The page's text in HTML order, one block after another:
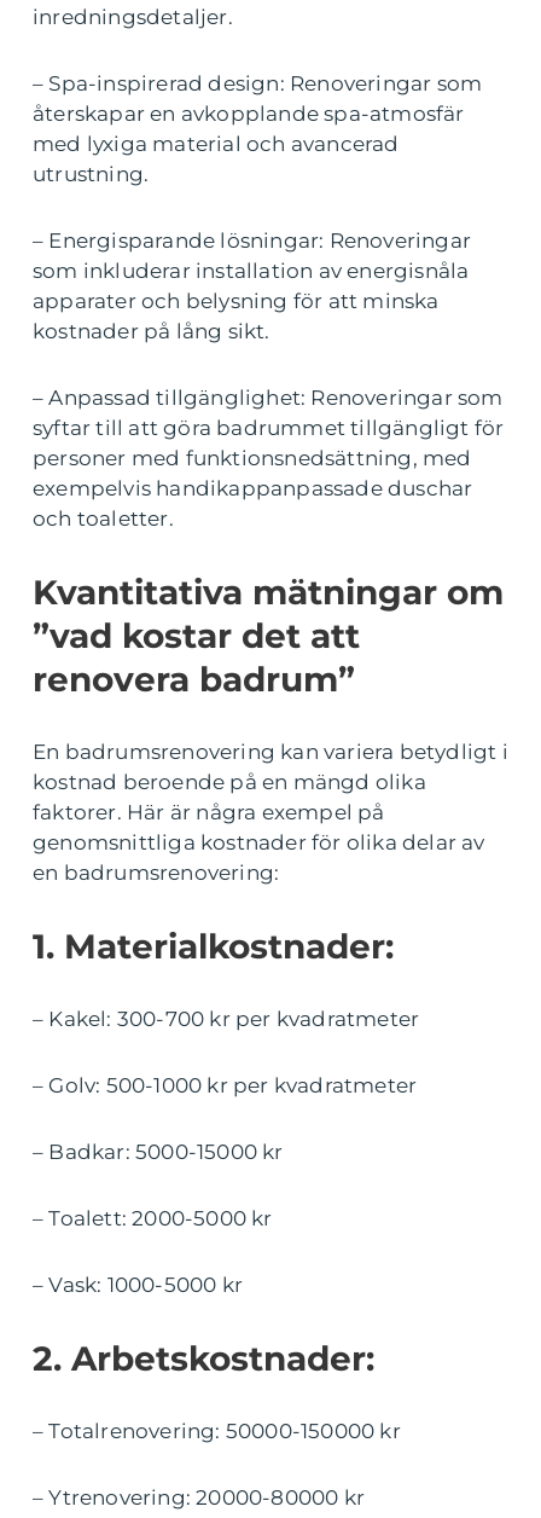
inredningsdetaljer.
– Spa-inspirerad design: Renoveringar som
återskapar en avkopplande spa-atmosfär
med lyxiga material och avancerad
utrustning.
– Energisparande lösningar: Renoveringar
som inkluderar installation av energisnåla
apparater och belysning för att minska
kostnader på lång sikt.
– Anpassad tillgänglighet: Renoveringar som
syftar till att göra badrummet tillgängligt för
personer med funktionsnedsättning, med
exempelvis handikappanpassade duschar
och toaletter.
Kvantitativa mätningar om
”vad kostar det att
renovera badrum”
En badrumsrenovering kan variera betydligt i
kostnad beroende på en mängd olika
faktorer. Här är några exempel på
genomsnittliga kostnader för olika delar av
en badrumsrenovering:
1. Materialkostnader:
– Kakel: 300-700 kr per kvadratmeter
– Golv: 500-1000 kr per kvadratmeter
– Badkar: 5000-15000 kr
– Toalett: 2000-5000 kr
– Vask: 1000-5000 kr
2. Arbetskostnader:
– Totalrenovering: 50000-150000 kr
– Ytrenovering: 20000-80000 kr